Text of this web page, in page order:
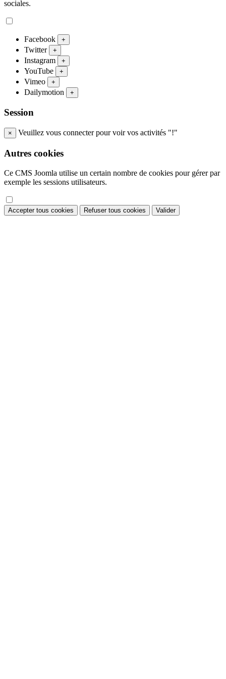
sociales.
Facebook +
Twitter +
Instagram +
YouTube +
Vimeo +
Dailymotion +
Session
× Veuillez vous connecter pour voir vos activités "!"
Autres cookies
Ce CMS Joomla utilise un certain nombre de cookies pour gérer par
exemple les sessions utilisateurs.
Accepter tous cookies Refuser tous cookies Valider